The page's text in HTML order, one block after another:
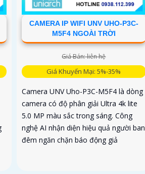
CAMERA IP WIFI UNV UHO-P3C-
M5F4 NGOÀI TRỜI
Giá Bán: liên hệ
Giá Khuyến Mại: 5%-35%
Camera UNV Uho-P3C-M5F4 là dòng
camera có độ phân giải Ultra 4k lite
5.0 MP màu sắc trong sáng. Công
nghệ AI nhận diện hiệu quả người ban
đêm ngăn chặn báo động giả